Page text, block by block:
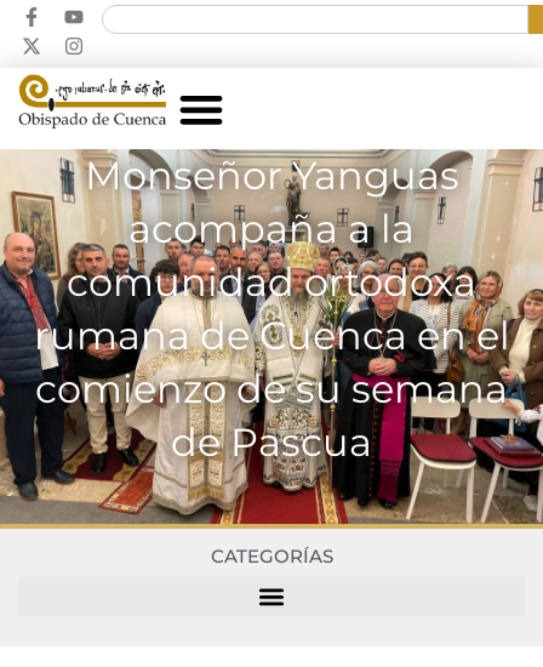
Monseñor Yanguas
acompaña a la
comunidad ortodoxa
rumana de Cuenca en el
comienzo de su semana
de Pascua
CATEGORÍAS